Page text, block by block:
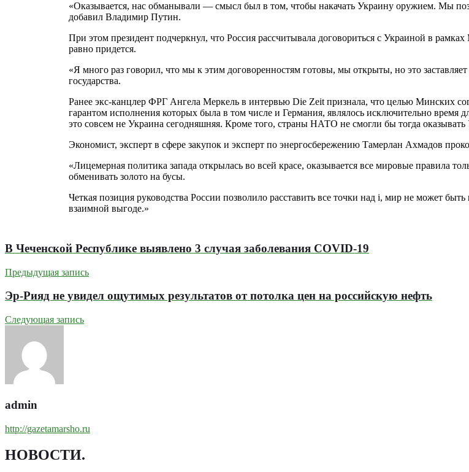
«Оказывается, нас обманывали — смысл был в том, чтобы накачать Украину оружием. Мы
добавил Владимир Путин.
При этом президент подчеркнул, что Россия рассчитывала договориться с Украиной в
равно придется.
«Я много раз говорил, что мы к этим договоренностям готовы, мы открыты, но это
государства.
Ранее экс-канцлер ФРГ Ангела Меркель в интервью Die Zeit признала, что целью Минских
гарантом исполнения которых была в том числе и Германия, являлось исключительно
это совсем не Украина сегодняшняя. Кроме того, страны НАТО не смогли бы тогда
Экономист, эксперт в сфере закупок и эксперт по энергосбережению Тамерлан Ахмадов
«Лицемерная политика запада открылась во всей красе, оказывается все мировые правила
обменивать золото на бусы.
Четкая позиция руководства России позволило расставить все точки над i, мир не может
взаимной выгоде.»
В Чеченской Республике выявлено 3 случая заболевания COVID-19
Предыдущая запись
Эр-Рияд не увидел ощутимых результатов от потолка цен на российскую нефть
Следующая запись
admin
http://gazetamarsho.ru
НОВОСТИ.